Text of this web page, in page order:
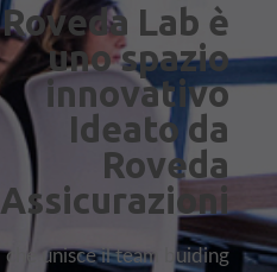
Roveda Lab è
uno spazio
innovativo
Ideato da
Roveda
Assicurazioni
che unisce il team buiding